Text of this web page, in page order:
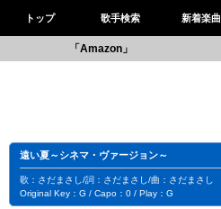
トップ 歌手検索 新着楽曲
「Amazon」
遠い夏～シネマ・ヴァージョン～
歌：さだまさし/詞：さだまさし/曲：さだまさし
Original Key：G / Capo：0 / Play：G